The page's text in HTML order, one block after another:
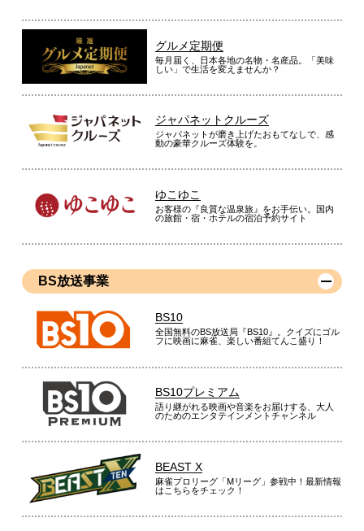
グルメ定期便
毎月届く、日本各地の名物・名産品。「美味
しい」で生活を変えませんか？
ジャパネットクルーズ
ジャパネットが磨き上げたおもてなしで、感
動の豪華クルーズ体験を。
ゆこゆこ
お客様の『良質な温泉旅』をお手伝い。国内
の旅館・宿・ホテルの宿泊予約サイト
BS放送事業
BS10
全国無料のBS放送局『BS10』。クイズにゴル
フに映画に麻雀、楽しい番組てんこ盛り！
BS10プレミアム
語り継がれる映画や音楽をお届けする、大人
のためのエンタテインメントチャンネル
BEAST X
麻雀プロリーグ「Mリーグ」参戦中！最新情報
はこちらをチェック！